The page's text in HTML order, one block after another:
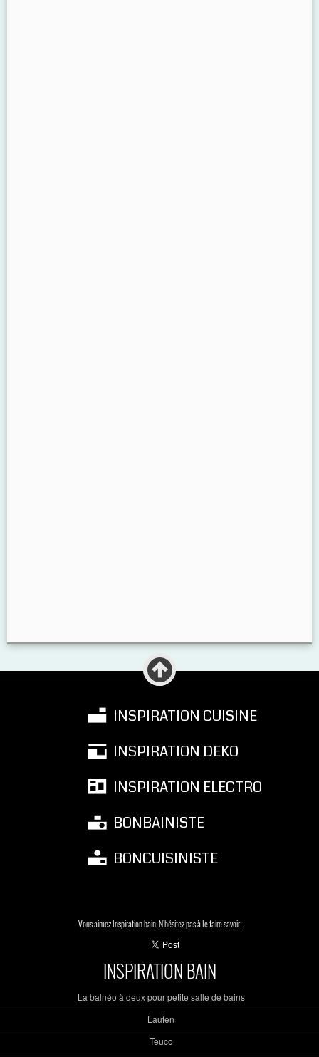
INSPIRATION CUISINE
INSPIRATION DEKO
INSPIRATION ELECTRO
BONBAINISTE
BONCUISINISTE
Vous aimez Inspiration bain. N'hésitez pas à le faire savoir.
INSPIRATION BAIN
La balnéo à deux pour petite salle de bains
Laufen
Teuco